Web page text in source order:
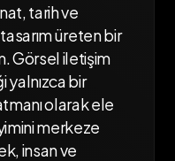
tarih ve
üreten bir
Görsel iletişim
yalnızca bir
olarak ele
merkeze
insan ve